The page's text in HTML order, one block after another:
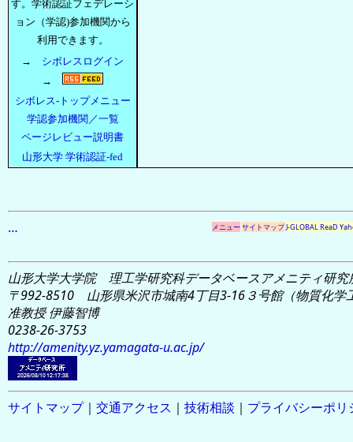
す。学術認証フェデレーシ
ョン（学認)参加機関から
利用できます。
→ シボレスログイン
→
シボレス-トップメニュー
学認参加機関／一覧
ページレビュー説明書
山形大学 学術認証-fed
… メニューサイトマップJ-GLOBALReaD
山形大学大学院 理工学研究科データベースアメニティ研究
〒992-8510 山形県米沢市城南4丁目3-16３号館（物質化学
准教授 伊藤智博
0238-26-3753
http://amenity.yz.yamagata-u.ac.jp/
サイトマップ｜ 交通アクセス ｜ 技術相談 ｜ プライバシーポリ